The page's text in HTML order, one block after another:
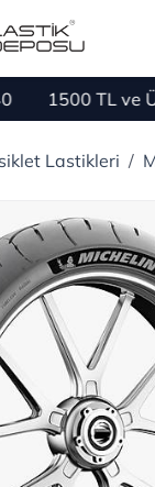
1500 TL ve
Lastikleri